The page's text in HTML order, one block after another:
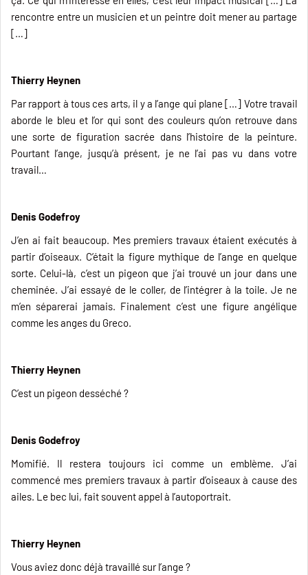
rencontre entre un musicien et un peintre doit mener au partage
[…]
Thierry Heynen
Par rapport à tous ces arts, il y a l’ange qui plane […] Votre travail
aborde le bleu et l’or qui sont des couleurs qu’on retrouve dans
une sorte de figuration sacrée dans l’histoire de la peinture.
Pourtant l’ange, jusqu’à présent, je ne l’ai pas vu dans votre
travail…
Denis Godefroy
J’en ai fait beaucoup. Mes premiers travaux étaient exécutés à
partir d’oiseaux. C’était la figure mythique de l’ange en quelque
sorte. Celui-là, c’est un pigeon que j’ai trouvé un jour dans une
cheminée. J’ai essayé de le coller, de l’intégrer à la toile. Je ne
m’en séparerai jamais. Finalement c’est une figure angélique
comme les anges du Greco.
Thierry Heynen
C’est un pigeon desséché ?
Denis Godefroy
Momifié. Il restera toujours ici comme un emblème. J’ai
commencé mes premiers travaux à partir d’oiseaux à cause des
ailes. Le bec lui, fait souvent appel à l’autoportrait.
Thierry Heynen
Vous aviez donc déjà travaillé sur l’ange ?